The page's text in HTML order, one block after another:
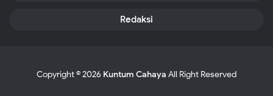
Redaksi
Copyright ©2026 Kuntum Cahaya All Right Reserved